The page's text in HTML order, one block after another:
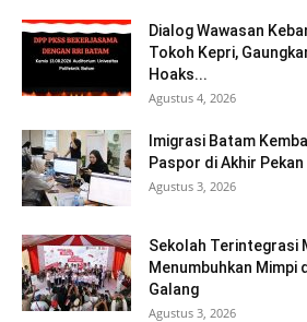
Dialog Wawasan
Tokoh Kepri,
Hoaks...
Agustus 4, 2026
Imigrasi Batam
Paspor di Akhir Pekan
Agustus 3, 2026
Sekolah Terintegrasi
Menumbuhkan Mimpi
Galang
Agustus 3, 2026